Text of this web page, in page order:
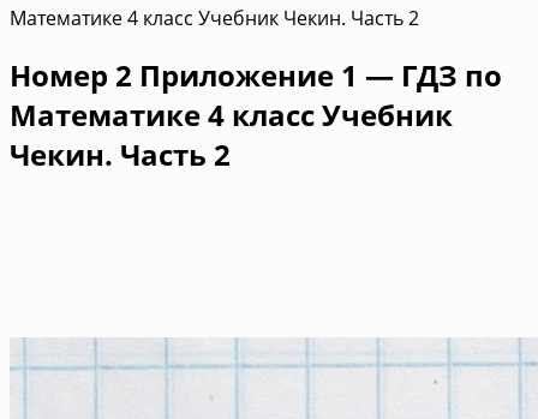
Математике 4 класс Учебник Чекин. Часть 2
Номер 2 Приложение 1 — ГДЗ по
Математике 4 класс Учебник
Чекин. Часть 2